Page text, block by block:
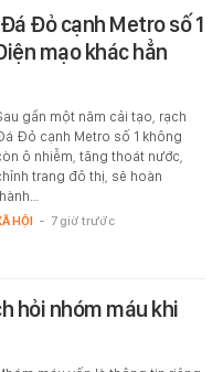
Đỏ cạnh Metro số 1
mạo khác hẳn
gần một năm cải tạo, rạch
Đỏ cạnh Metro số 1 không
ô nhiễm, tăng thoát nước,
trang đô thị, sẽ hoàn
HỘI - 7 giờ trước
hỏi nhóm máu khi